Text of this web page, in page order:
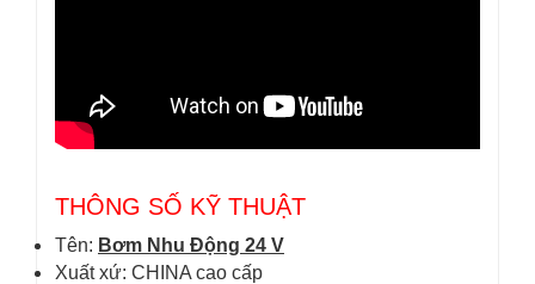
THÔNG SỐ KỸ THUẬT
Tên: Bơm Nhu Động 24 V
Xuất xứ: CHINA cao cấp